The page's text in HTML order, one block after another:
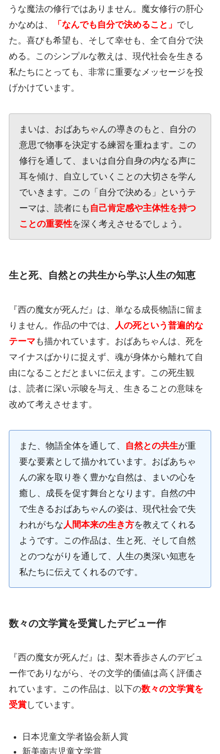
うな魔法の修行ではありません。魔女修行の肝心
かなめは、
「なんでも自分で決めること」 でし
た。喜びも希望も、そして幸せも、全て自分で決
める。このシンプルな教えは、現代社会を生きる
私たちにとっても、非常に重要なメッセージを投
げかけています。
まいは、おばあちゃんの導きのもと、自分の
意思で物事を決定する練習を重ねます。この
修行を通して、まいは自分自身の内なる声に
耳を傾け、自立していくことの大切さを学ん
でいきます。この「自分で決める」というテ
ーマは、読者にも 自己肯定感や主体性を持つ
ことの重要性を深く考えさせるでしょう。
生と死、自然との共生から学ぶ人生の知恵
『西の魔女が死んだ』は、単なる成長物語に留ま
りません。作品の中では、
人の死という普遍的な
テーマ も描かれています。おばあちゃんは、死を
マイナスばかりに捉えず、魂が身体から離れて自
由になることだとまいに伝えます。この死生観
は、読者に深い示唆を与え、生きることの意味を
改めて考えさせます。
また、物語全体を通して、 自然との共生が重
要な要素として描かれています。おばあちゃ
んの家を取り巻く豊かな自然は、まいの心を
癒し、成長を促す舞台となります。自然の中
で生きるおばあちゃんの姿は、現代社会で失
われがちな 人間本来の生き方を教えてくれる
ようです。この作品は、生と死、そして自然
とのつながりを通して、人生の奥深い知恵を
私たちに伝えてくれるのです。
数々の文学賞を受賞したデビュー作
『西の魔女が死んだ』は、梨木香歩さんのデビュ
ー作でありながら、その文学的価値は高く評価さ
れています。この作品は、以下の数々の文学賞を
受賞しています。
日本児童文学者協会新人賞
新美南吉児童文学賞